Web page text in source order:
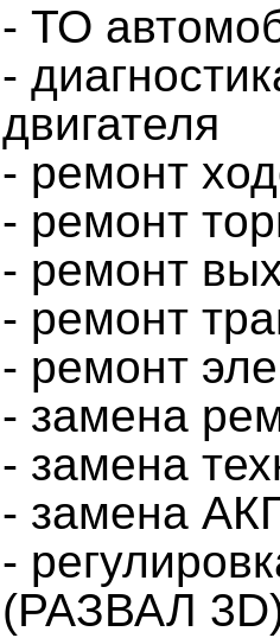
- ТО
-
двигателя
- ремонт
- ремонт
- ремонт
- ремонт
- ремонт
- замена
- замена
- замена
-
(РАЗВАЛ